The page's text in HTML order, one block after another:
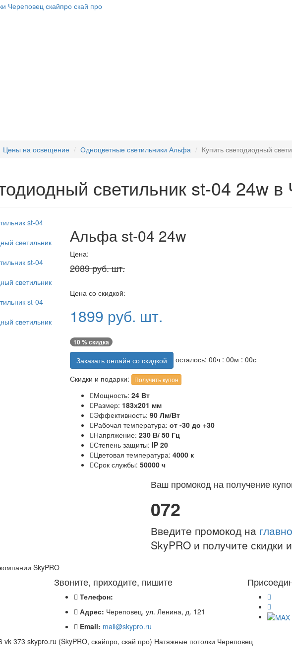
Цены на освещение Одноцветные светильники Альфа Купить светодиодный
светильник st-04 24w
Альфа st-04 24w
Цена:
2089 руб. шт.
Цена со скидкой:
1899 руб. шт.
10 % скидка
Заказать онлайн со скидкой осталось: 00ч : 00м : 00с
Скидки и подарки:
Получить купон
Мощность: 24 Вт
Размер: 183х201 мм
Эффективность: 90 Лм/Вт
Рабочая температура: от -30 до +30
Напряжение: 230 В/ 50 Гц
Степень защиты: IP 20
Цветовая температура: 4000 к
Срок службы: 50000 ч
светильник
светильник
светильник
Ваш промокод на получение
072
Введите промокод на
SkyPRO и получите скидки
SkyPRO
Звоните, приходите, пишите
Телефон:
Адрес: Череповец, ул. Ленина, д. 121
Email: mail@skypro.ru
vk 373 skypro.ru (SkyPRO, скайпро, скай про) Натяжные потолки Череповец